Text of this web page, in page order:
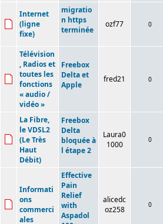
Internet
(ligne
fixe)
migratio
n https
terminée
ozf77 0
Télévision
, Radios et
toutes les
fonctions
« audio /
vidéo »
Freebox
Delta et
Apple
fred21 0
La Fibre,
le VDSL2
(Le Très
Haut
Débit)
Freebox
Delta
bloquée à
l étape 2
Laura0
1000
0
Informati
ons
commerci
ales
Effective
Pain
Relief
with
Aspadol
alicedc
oz258
0